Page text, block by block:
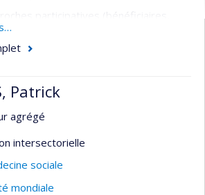
participatives (bénéficiaires,
gestionnaires, citoyens) en
de programmes et
communautaire)
marginalisées, situations
de politiques publiques;
ancrée dans des données
Patrick
agrégé
intersectorielle
sociale
mondiale